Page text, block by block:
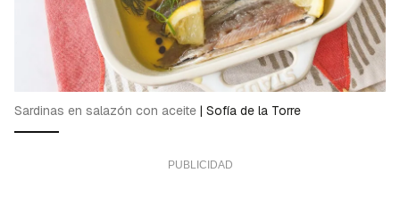
Sardinas en salazón con aceite | Sofía de la Torre